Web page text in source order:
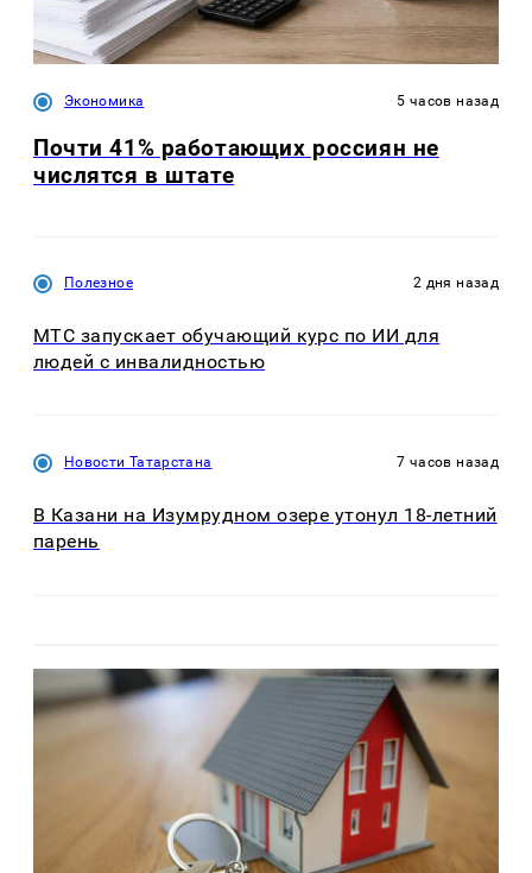
Экономика 5 часов назад
Почти 41% работающих россиян не
числятся в штате
Полезное 2 дня назад
МТС запускает обучающий курс по ИИ для
людей с инвалидностью
Новости Татарстана 7 часов назад
В Казани на Изумрудном озере утонул 18-летний
парень